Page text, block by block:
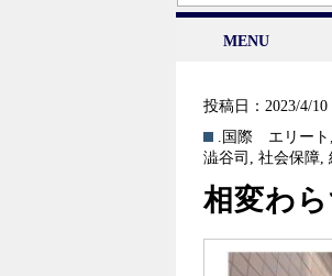
MENU
投稿日：2023/4/10
.国際
エリート ,
澁谷司 , 社会保障,
相変わ